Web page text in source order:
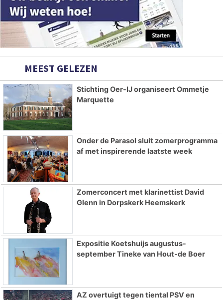
MEEST GELEZEN
Stichting Oer-IJ organiseert Ommetje
Marquette
Onder de Parasol sluit zomerprogramma
af met inspirerende laatste week
Zomerconcert met klarinettist David
Glenn in Dorpskerk Heemskerk
Expositie Koetshuijs augustus-
september Tineke van Hout-de Boer
AZ overtuigt tegen tiental PSV en